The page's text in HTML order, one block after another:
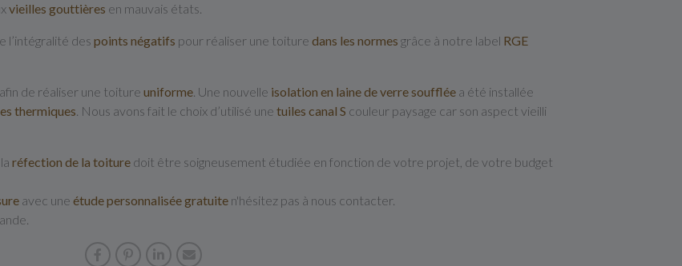
vieilles gouttières en mauvais états.
l’intégralité des points négatifs pour réaliser une toiture dans les normes grâce à notre label RGE
de réaliser une toiture uniforme . Une nouvelle isolation en laine de verre soufflée a été installée
thermiques . Nous avons fait le choix d’utilisé une tuiles canal S couleur paysage car son aspect vieilli
réfection de la toiture doit être soigneusement étudiée en fonction de votre projet, de votre budget
avec une étude personnalisée gratuite n'hésitez pas à nous contacter.